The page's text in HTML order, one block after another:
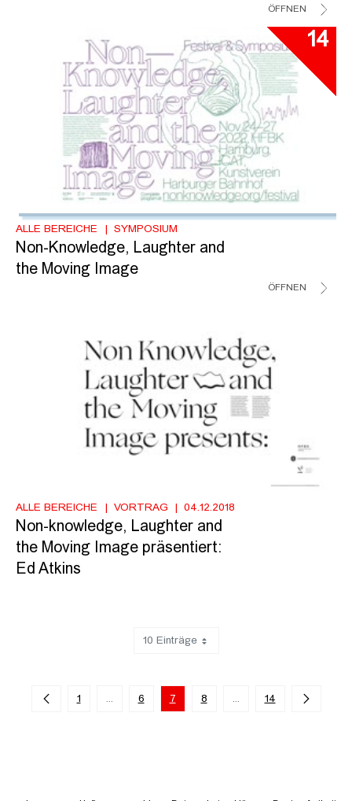
ÖFFNEN
14
ALLE BEREICHE SYMPOSIUM
Non-Knowledge, Laughter and
the Moving Image
ÖFFNEN
ALLE BEREICHE VORTRAG 04.12.2018
Non-knowledge, Laughter and
the Moving Image präsentiert:
Ed Atkins
10 Einträge
1 ...Zwischenseiten Navigieren mit TAB-Taste.
6 7 8 ...Zwischenseiten
14